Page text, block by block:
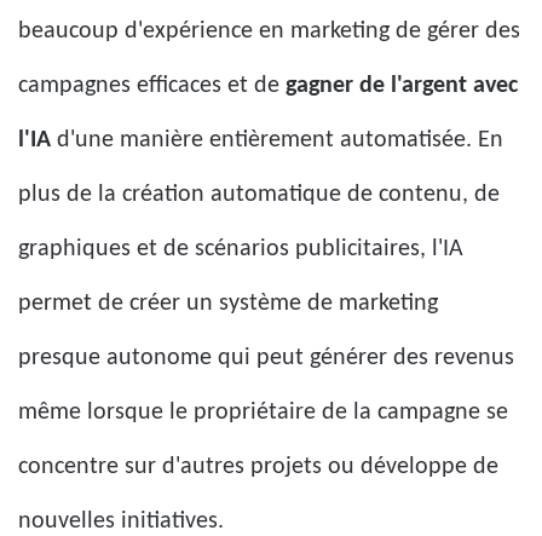
beaucoup d'expérience en marketing de gérer des
campagnes efficaces et de gagner de l'argent avec
l'IA d'une manière entièrement automatisée. En
plus de la création automatique de contenu, de
graphiques et de scénarios publicitaires, l'IA
permet de créer un système de marketing
presque autonome qui peut générer des revenus
même lorsque le propriétaire de la campagne se
concentre sur d'autres projets ou développe de
nouvelles initiatives.